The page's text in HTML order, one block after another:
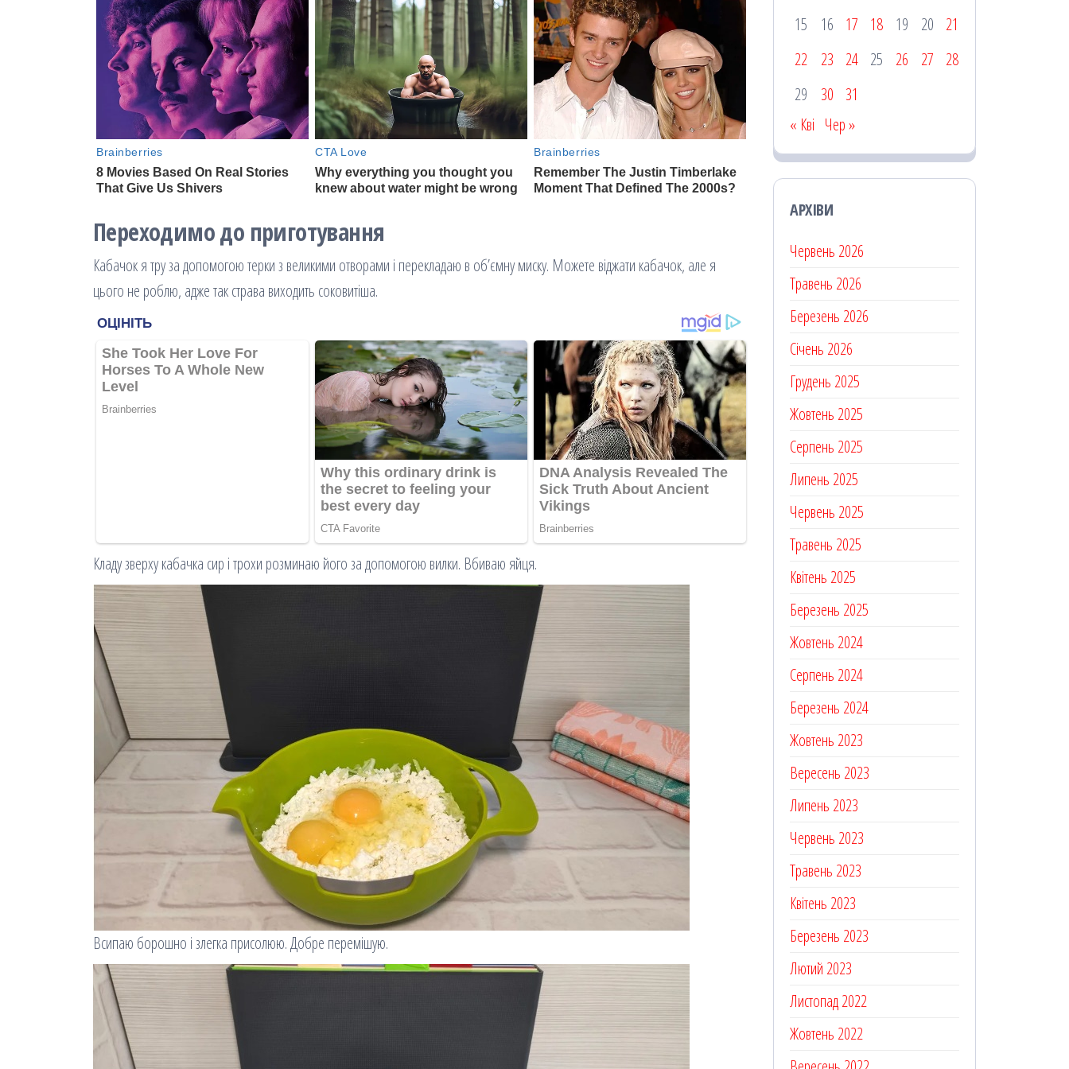
Переходимо до приготування
Кабачок я тру за допомогою терки з великими отворами і перекладаю в об’ємну миску. Можете віджати кабачок, але я
цього не роблю, адже так страва виходить соковитіша.
Кладу зверху кабачка сир і трохи розминаю його за допомогою вилки. Вбиваю яйця.
Всипаю борошно і злегка присолюю. Добре перемішую.
15 16 17 18 19 20
21
22
23 24 25 26 27
28
29
30
31
« Кві Чер »
АРХІВИ
Червень 2026
Травень 2026
Березень 2026
Січень 2026
Грудень 2025
Жовтень 2025
Серпень 2025
Липень 2025
Червень 2025
Травень 2025
Квітень 2025
Березень 2025
Жовтень 2024
Серпень 2024
Березень 2024
Жовтень 2023
Вересень 2023
Липень 2023
Червень 2023
Травень 2023
Квітень 2023
Березень 2023
Лютий 2023
Листопад 2022
Жовтень 2022